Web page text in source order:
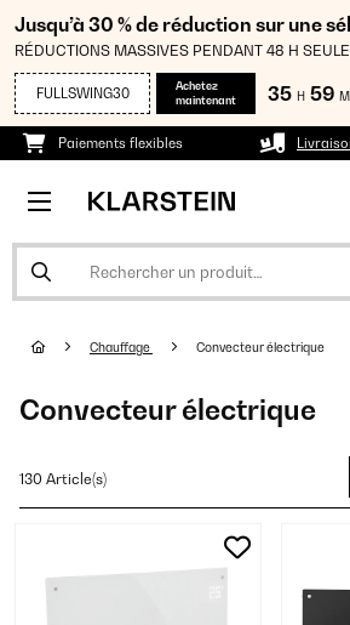
Jusqu’à 30 % de réduction sur une
RÉDUCTIONS MASSIVES PENDANT 48 H
FULLSWING30
Achetez
maintenant
35 H 59 M
Paiements flexibles
Chauffage Convecteur électrique
Convecteur électrique
130 Article(s)